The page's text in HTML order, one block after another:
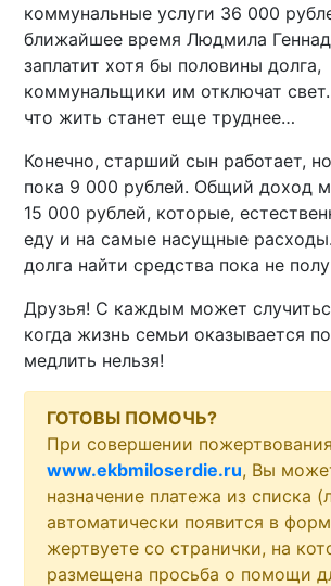
коммунальные услуги 36 000
ближайшее время Людмила
заплатит хотя бы половины долга,
коммунальщики им отключат свет.
что жить станет еще труднее…
Конечно, старший сын работает,
пока 9 000 рублей. Общий доход
15 000 рублей, которые,
еду и на самые насущные
долга найти средства пока не
Друзья! С каждым может
когда жизнь семьи оказывается
медлить нельзя!
ГОТОВЫ ПОМОЧЬ?
При совершении
www.ekbmiloserdie.ru, Вы
назначение платежа из списка
автоматически появится в
жертвуете со странички, на
размещена просьба о помощи